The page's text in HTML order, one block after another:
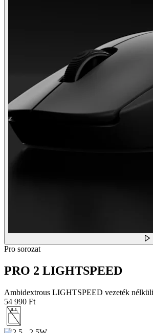
Pro sorozat
PRO 2 LIGHTSPEED
Ambidextrous LIGHTSPEED vezeték
54 990 Ft